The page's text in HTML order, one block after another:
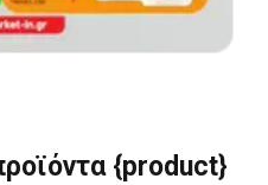
{product}